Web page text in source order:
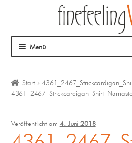
Menü
Mein Angebot
Coaching
Start
Veröffentlicht am 4. Juni 2018